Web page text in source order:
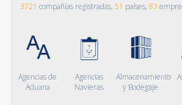
3721 compañías registradas, 51 países, 83
Agencias de
Aduana
Agencias
Navieras
Almacenamiento
y Bodegaje